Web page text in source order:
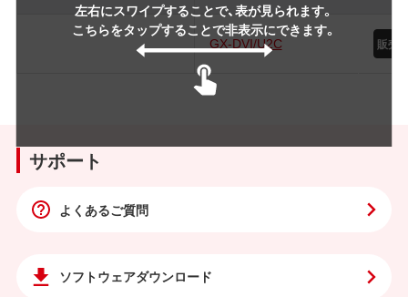
左右にスワイプすることで、表が見られます。
こちらをタップすることで非表示にできます。
GX-DVI/U2C
サポート
よくあるご質問
ソフトウェアダウンロード